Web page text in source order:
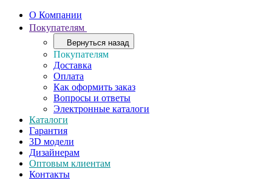
О Компании
Покупателям
Вернуться назад
Покупателям
Доставка
Оплата
Как оформить заказ
Вопросы и ответы
Электронные каталоги
Каталоги
Гарантия
3D модели
Дизайнерам
Оптовым клиентам
Контакты